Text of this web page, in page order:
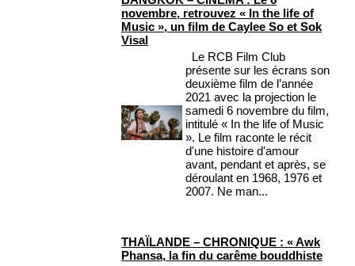
novembre, retrouvez « In the life of
Music », un film de Caylee So et Sok
Visal
Le RCB Film Club
présente sur les écrans son
deuxième film de l’année
2021 avec la projection le
samedi 6 novembre du film,
intitulé « In the life of Music
». Le film raconte le récit
d'une histoire d'amour
avant, pendant et après, se
déroulant en 1968, 1976 et
2007. Ne man...
THAÏLANDE – CHRONIQUE : « Awk
Phansa, la fin du carême bouddhiste